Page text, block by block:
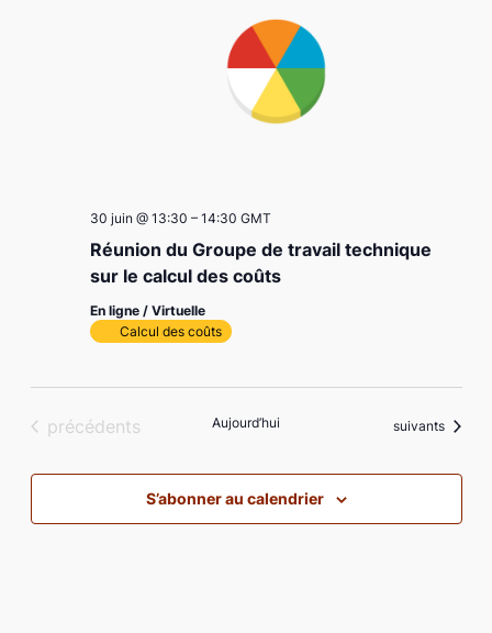
Réunion du Groupe de travail technique
sur le calcul des coûts
30 juin @ 13:30 – 14:30 GMT
En ligne / Virtuelle
Calcul des coûts
Évènements
précédents Aujourd’hui Évènements
suivants
S’abonner au calendrier